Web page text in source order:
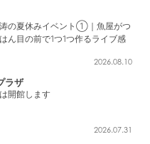
涛の夏休みイベント①｜魚屋がつ
ん目の前で1つ1つ作るライブ感
2026.08.10
ラザ
開館します
2026.07.31